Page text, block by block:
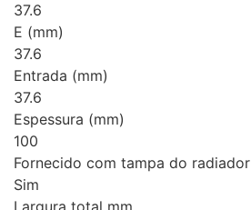
37.6
E (mm)
37.6
Entrada (mm)
37.6
Espessura (mm)
100
Fornecido com tampa do radiador
Sim